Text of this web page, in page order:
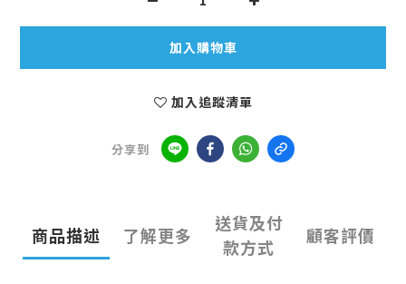
加入購物車
加入追蹤清單
分享到
商品描述 了解更多
送貨及付
款方式
顧客評價